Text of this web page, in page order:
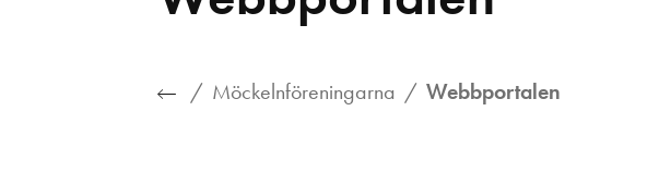
Möckelnföreningarna Webbportalen